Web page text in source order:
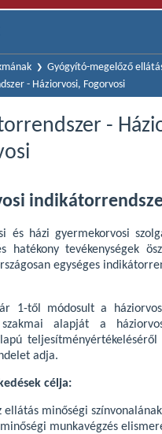
Gyógyító-megelőző
- Háziorvosi, Fogorvosi
-
és házi gyermekorvosi
hatékony tevékenységek
egységes
1-től módosult a
alapját a
teljesítményértékeléséről
adja.
célja:
ellátás minőségi
munkavégzés